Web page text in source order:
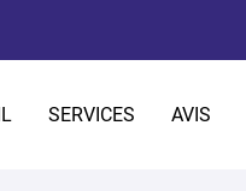
SERVICES AVIS